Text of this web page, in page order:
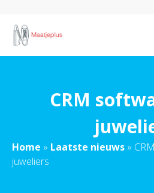
CRM
Home » Laatste nieuws »
juweliers